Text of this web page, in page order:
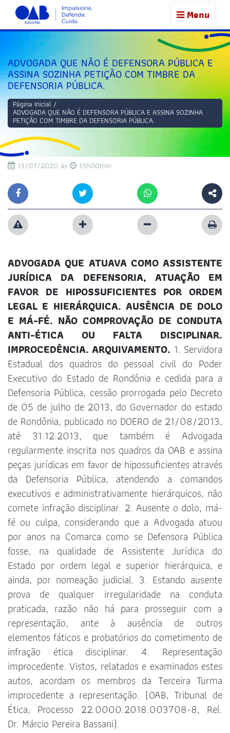
Menu
ADVOGADA QUE NÃO É DEFENSORA PÚBLICA E
ASSINA SOZINHA PETIÇÃO COM TIMBRE DA
DEFENSORIA PÚBLICA.
Página Inicial /
ADVOGADA QUE NÃO É DEFENSORA PÚBLICA E ASSINA SOZINHA
PETIÇÃO COM TIMBRE DA DEFENSORIA PÚBLICA.
13/07/2020 às 15h00min
ADVOGADA QUE ATUAVA COMO ASSISTENTE
JURÍDICA DA DEFENSORIA, ATUAÇÃO EM
FAVOR DE HIPOSSUFICIENTES POR ORDEM
LEGAL E HIERÁRQUICA. AUSÊNCIA DE DOLO
E MÁ-FÉ. NÃO COMPROVAÇÃO DE CONDUTA
ANTI-ÉTICA OU FALTA DISCIPLINAR.
IMPROCEDÊNCIA. ARQUIVAMENTO. 1. Servidora
Estadual dos quadros do pessoal civil do Poder
Executivo do Estado de Rondônia e cedida para a
Defensoria Pública, cessão prorrogada pelo Decreto
de 05 de julho de 2013, do Governador do estado
de Rondônia, publicado no DOERO de 21/08/2013,
até 31.12.2013, que também é Advogada
regularmente inscrita nos quadros da OAB e assina
peças jurídicas em favor de hipossuficientes através
da Defensoria Pública, atendendo a comandos
executivos e administrativamente hierárquicos, não
comete infração disciplinar. 2. Ausente o dolo, má-
fé ou culpa, considerando que a Advogada atuou
por anos na Comarca como se Defensora Pública
fosse, na qualidade de Assistente Jurídica do
Estado por ordem legal e superior hierárquica, e
ainda, por nomeação judicial. 3. Estando ausente
prova de qualquer irregularidade na conduta
praticada, razão não há para prosseguir com a
representação, ante à ausência de outros
elementos fáticos e probatórios do cometimento de
infração ética disciplinar. 4. Representação
improcedente. Vistos, relatados e examinados estes
autos, acordam os membros da Terceira Turma
improcedente a representação. (OAB, Tribunal de
Ética, Processo 22.0000.2018.003708-8, Rel.
Dr. Márcio Pereira Bassani).